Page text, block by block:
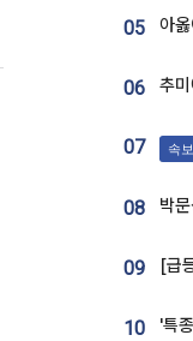
05
06
07 속보
08
09
10